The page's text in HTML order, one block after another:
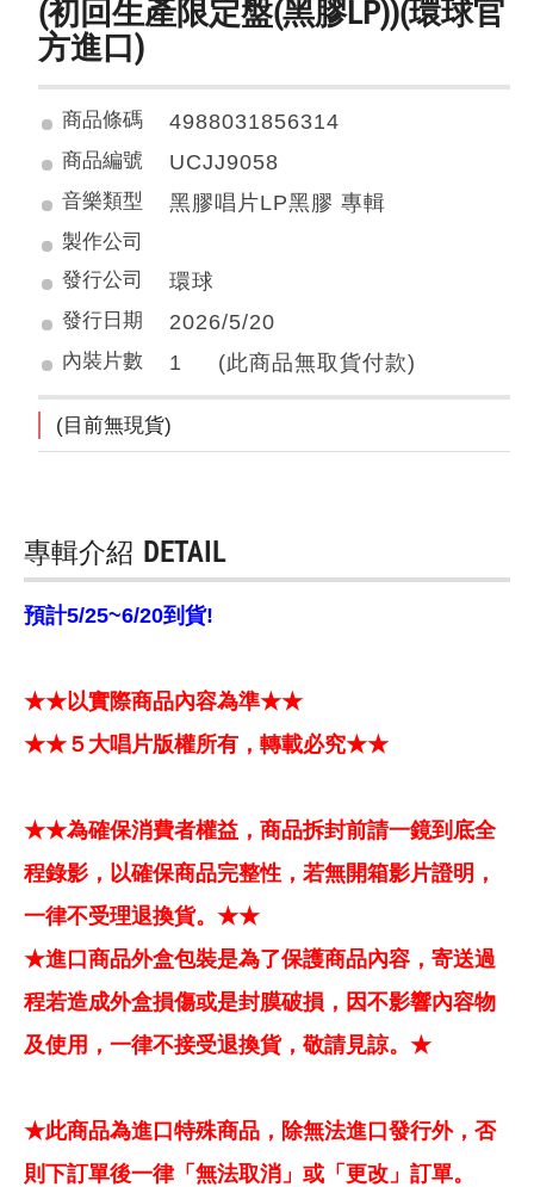
(初回生產限定盤(黑膠LP))(環球官
方進口)
商品條碼 4988031856314
商品編號 UCJJ9058
音樂類型 黑膠唱片LP黑膠 專輯
製作公司
發行公司
環球
發行日期 2026/5/20
內裝片數 1 (此商品無取貨付款)
(目前無現貨)
專輯介紹 DETAIL
預計5/25~6/20到貨!
★★以實際商品內容為準★★
★★５大唱片版權所有，轉載必究★★
★★為確保消費者權益，商品拆封前請一鏡到底全
程錄影，以確保商品完整性，若無開箱影片證明，
一律不受理退換貨。★★
★進口商品外盒包裝是為了保護商品內容，寄送過
程若造成外盒損傷或是封膜破損，因不影響內容物
及使用，一律不接受退換貨，敬請見諒。★
★此商品為進口特殊商品，除無法進口發行外，否
則下訂單後一律「無法取消」或「更改」訂單。